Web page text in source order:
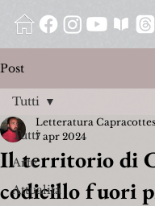
Post
Tutti
Arte
Attualità
Tutti
Il territorio di
codicillo fuori
Letteratura
7 apr 2024